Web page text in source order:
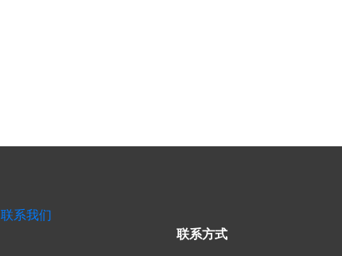
联系我们
联系方式